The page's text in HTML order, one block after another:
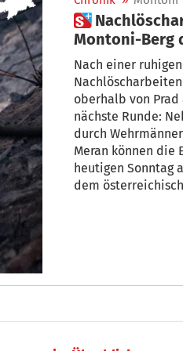
 Nachlöscharbeiten am
Montoni-Berg
bringt
Nach einer
oberhalb von
nächste Runde:
durch
Meran können die
heutigen Sonntag
dem